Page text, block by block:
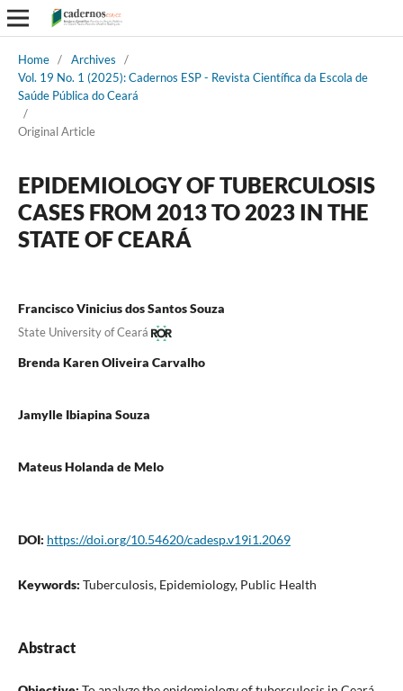
Home / Archives
/
Vol. 19 No. 1 (2025): Cadernos ESP - Revista Cientí­fica da Escola de
Saúde Pública do Ceará
/
Original Article
EPIDEMIOLOGY OF TUBERCULOSIS
CASES FROM 2013 TO 2023 IN THE
STATE OF CEARÁ
Francisco Vinicius dos Santos Souza
State University of Ceará
Brenda Karen Oliveira Carvalho
Jamylle Ibiapina Souza
Mateus Holanda de Melo
DOI: https://doi.org/10.54620/cadesp.v19i1.2069
Keywords: Tuberculosis, Epidemiology, Public Health
Abstract